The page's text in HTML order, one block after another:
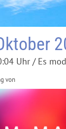
Uhr / Es
von